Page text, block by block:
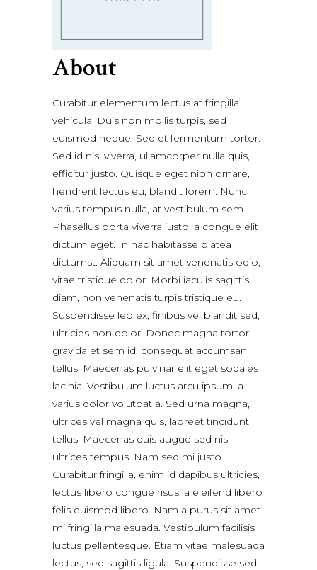
About
Curabitur elementum lectus at fringilla
vehicula. Duis non mollis turpis, sed
euismod neque. Sed et fermentum tortor.
Sed id nisl viverra, ullamcorper nulla quis,
efficitur justo. Quisque eget nibh ornare,
hendrerit lectus eu, blandit lorem. Nunc
varius tempus nulla, at vestibulum sem.
Phasellus porta viverra justo, a congue elit
dictum eget. In hac habitasse platea
dictumst. Aliquam sit amet venenatis odio,
vitae tristique dolor. Morbi iaculis sagittis
diam, non venenatis turpis tristique eu.
Suspendisse leo ex, finibus vel blandit sed,
ultricies non dolor. Donec magna tortor,
gravida et sem id, consequat accumsan
tellus. Maecenas pulvinar elit eget sodales
lacinia. Vestibulum luctus arcu ipsum, a
varius dolor volutpat a. Sed urna magna,
ultrices vel magna quis, laoreet tincidunt
tellus. Maecenas quis augue sed nisl
ultrices tempus. Nam sed mi justo.
Curabitur fringilla, enim id dapibus ultricies,
lectus libero congue risus, a eleifend libero
felis euismod libero. Nam a purus sit amet
mi fringilla malesuada. Vestibulum facilisis
luctus pellentesque. Etiam vitae malesuada
lectus, sed sagittis ligula. Suspendisse sed